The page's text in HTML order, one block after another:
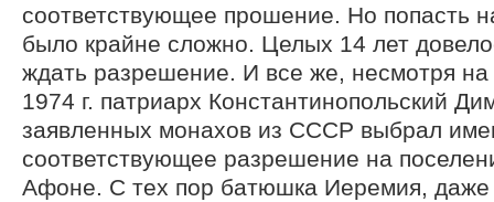
соответствующее прошение. Но попасть
было крайне сложно. Целых 14 лет
ждать разрешение. И все же, несмотря на
1974 г. патриарх Константинопольский
заявленных монахов из СССР выбрал
соответствующее разрешение на
Афоне. С тех пор батюшка Иеремия,